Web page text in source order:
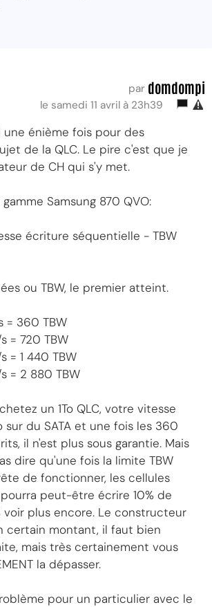
par domdompi
le samedi 11 avril à 23h39
énième fois pour des
de la QLC. Le pire c'est que je
de CH qui s'y met.
Samsung 870 QVO:
écriture séquentielle - TBW
ou TBW, le premier atteint.
= 360 TBW
= 720 TBW
= 1 440 TBW
= 2 880 TBW
un 1To QLC, votre vitesse
sur du SATA et une fois les 360
il n'est plus sous garantie. Mais
dire qu'une fois la limite TBW
de fonctionner, les cellules
peut-être écrire 10% de
voir plus encore. Le constructeur
certain montant, il faut bien
mais très certainement vous
la dépasser.
pour un particulier avec le